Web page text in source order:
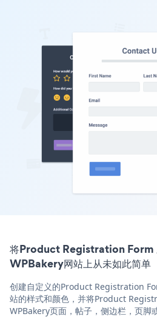
将Product Registration Form
WPBakery网站上从未如此简单
创建自定义的Product Registration
站的样式和颜色，并将Product
WPBakery页面，帖子，侧边栏，页脚